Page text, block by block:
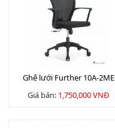
Ghế lưới Further 10A-2ME
Giá bán: 1,750,000 VNĐ